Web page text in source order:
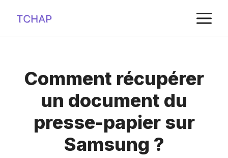
contenu
Comment récupérer
un document du
presse-papier sur
Samsung ?